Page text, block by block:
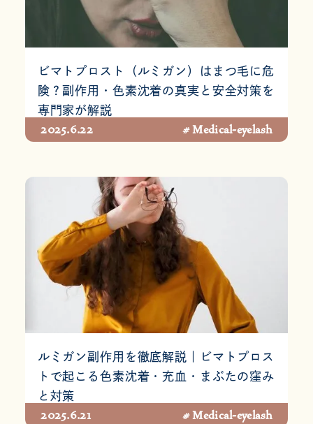
ビマトプロスト（ルミガン）はまつ毛に危
険？副作用・色素沈着の真実と安全対策を
専門家が解説
2025.6.22 # Medical-eyelash
ルミガン副作用を徹底解説｜ビマトプロス
トで起こる色素沈着・充血・まぶたの窪み
と対策
2025.6.21 # Medical-eyelash